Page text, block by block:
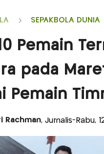
SEPAKBOLA DUNIA
Pemain
pada
Pemain
Rachman, Jurnalis-Rabu,